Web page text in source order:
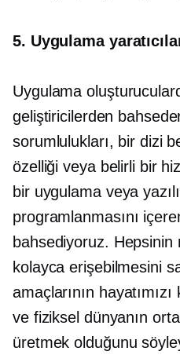
5. Uygulama
Uygulama
geliştiricilerden
sorumlulukları, bir dizi
özelliği veya belirli bir
bir uygulama veya
programlanmasını
bahsediyoruz. Hepsinin
kolayca erişebilmesini
amaçlarının
ve fiziksel dünyanın
üretmek olduğunu